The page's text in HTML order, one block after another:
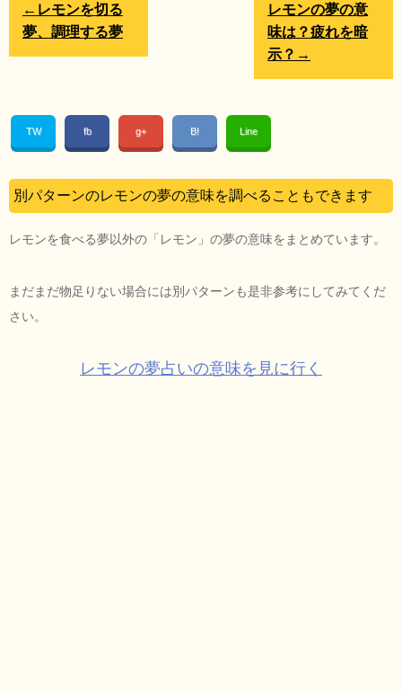
レモンの夢の意
味は？疲れを暗
示？→
←レモンを切る
夢、調理する夢
TW fb g+ B! Line
別パターンのレモンの夢の意味を調べることもできます
レモンを食べる夢以外の「レモン」の夢の意味をまとめています。
まだまだ物足りない場合には別パターンも是非参考にしてみてくだ
さい。
レモンの夢占いの意味を見に行く